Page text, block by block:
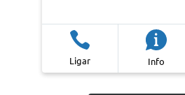
Ligar Info